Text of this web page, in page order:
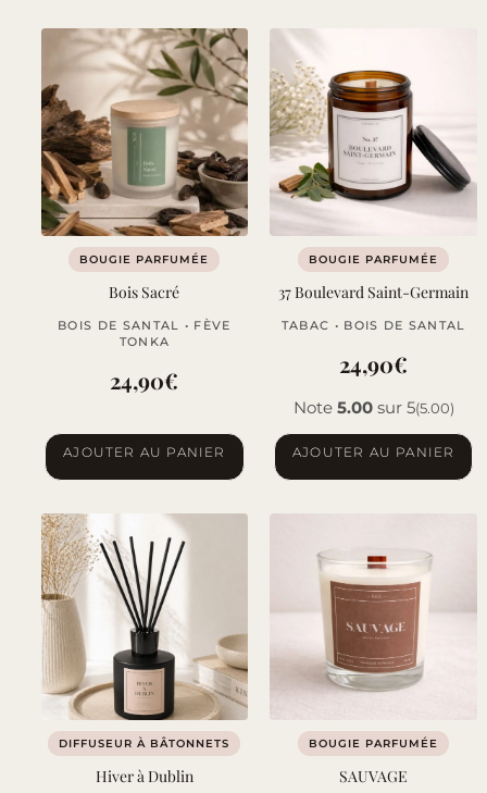
BOUGIE PARFUMÉE
Bois Sacré
BOIS DE SANTAL • FÈVE
TONKA
24,90€
AJOUTER AU PANIER
BOUGIE PARFUMÉE
37 Boulevard Saint-Germain
TABAC • BOIS DE SANTAL
24,90€
Note 5.00sur 5(5.00)
AJOUTER AU PANIER
DIFFUSEUR À BÂTONNETS
Hiver à Dublin
BOUGIE PARFUMÉE
SAUVAGE